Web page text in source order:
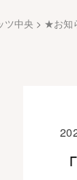
ツ中央 > ★お知